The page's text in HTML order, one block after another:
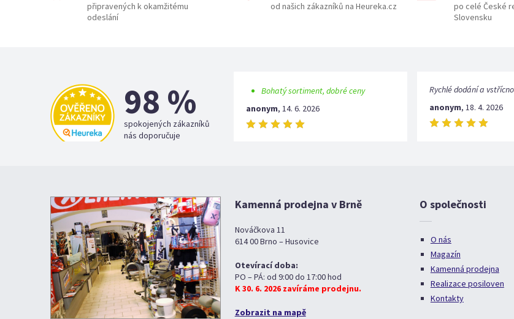
připravených k okamžitému
odeslání
od našich zákazníků na Heureka.cz
po celé České
Slovensku
98 %
spokojených zákazníků
nás doporučuje
Bohatý sortiment, dobré ceny
anonym, 14. 6. 2026
Rychlé dodání a
anonym, 18. 4. 2026
Kamenná prodejna v Brně
Nováčkova 11
614 00 Brno – Husovice
Otevírací doba:
PO – PÁ: od 9:00 do 17:00 hod
K 30. 6. 2026 zavíráme prodejnu.
Zobrazit na mapě
O společnosti
O nás
Magazín
Kamenná prodejna
Realizace posiloven
Kontakty